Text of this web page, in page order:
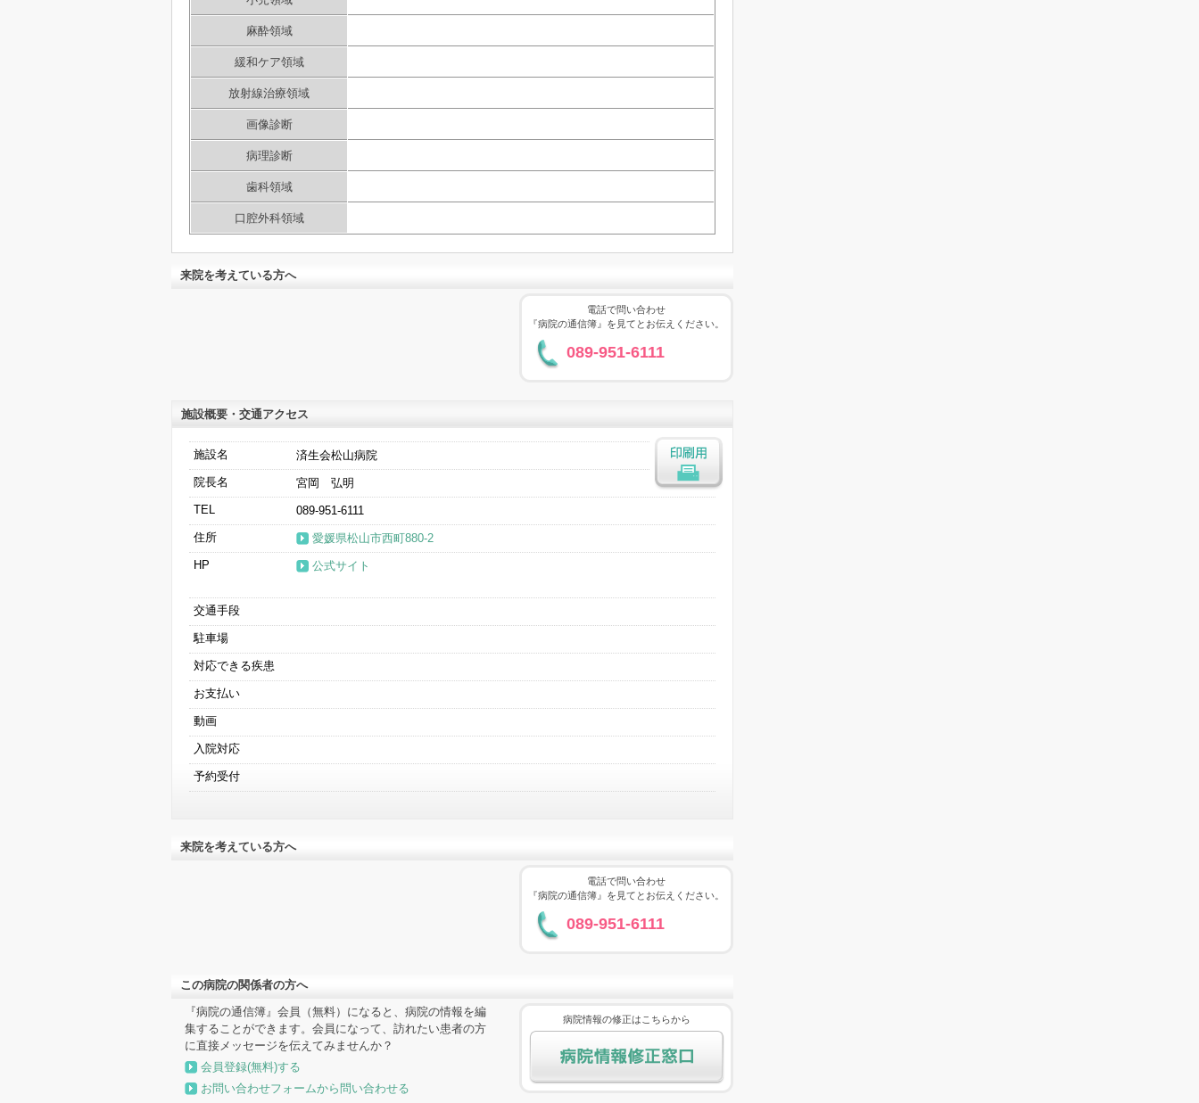
麻酔領域
緩和ケア領域
放射線治療領域
画像診断
病理診断
歯科領域
口腔外科領域
来院を考えている方へ
電話で問い合わせ
『病院の通信簿』を見てとお伝えください。
089-951-6111
施設概要・交通アクセス
印刷用
施設名
済生会松山病院
院長名
宮岡 弘明
TEL
089-951-6111
住所
愛媛県松山市西町880-2
HP
公式サイト
交通手段
駐車場
対応できる疾患
お支払い
動画
入院対応
予約受付
来院を考えている方へ
電話で問い合わせ
『病院の通信簿』を見てとお伝えください。
089-951-6111
この病院の関係者の方へ
『病院の通信簿』会員（無料）になると、病院の情報を編
集することができます。会員になって、訪れたい患者の方
に直接メッセージを伝えてみませんか？
会員登録(無料)する
お問い合わせフォームから問い合わせる
病院情報の修正はこちらから